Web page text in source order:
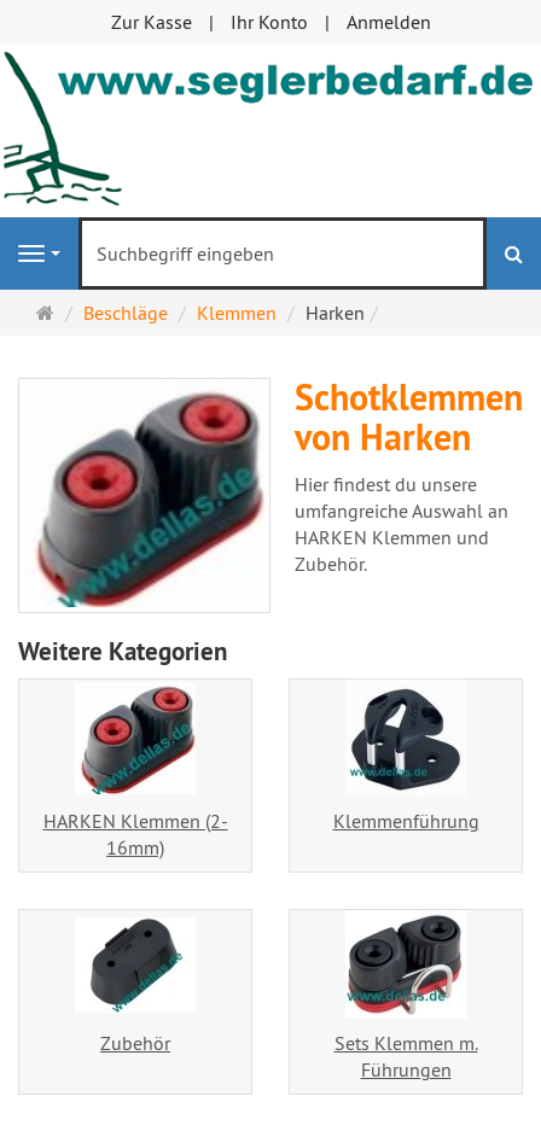
Zur Kasse Ihr Konto Anmelden
Navigation
Startseite
Beschläge Klemmen Harken
Schotklemmen
von Harken
Hier findest du unsere
umfangreiche Auswahl an
HARKEN Klemmen und
Zubehör.
Weitere Kategorien
HARKEN Klemmen (2-
16mm)
Klemmenführung
Zubehör
Sets Klemmen m.
Führungen